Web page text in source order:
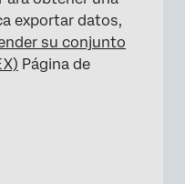
exportar datos,
su conjunto
Página de